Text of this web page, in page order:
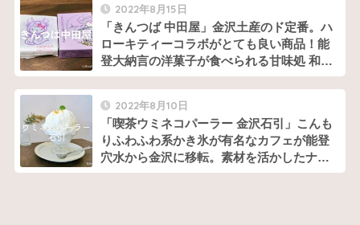
2022年8月15日
「きんつば 中田屋」金沢土産のド定番。ハ
ローキティーコラボがとても良い商品！能
登大納言の洋菓子が食べられる甘味処 和味
（わみ）も要チェック
2022年8月10日
「喫茶ウミネコパーラー 金沢石引」こんも
りふわふわ系かき氷が有名なカフェが能登
穴水から金沢に移転。素材を活かしたナチ
ュラルなおいしさがいいね！癒しの空間で